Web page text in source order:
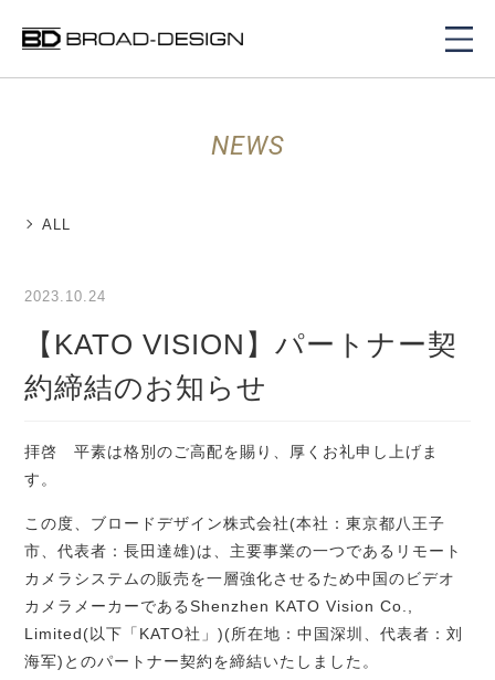
NEWS
ALL
2023.10.24
【KATO VISION】パートナー契
約締結のお知らせ
拝啓 平素は格別のご高配を賜り、厚くお礼申し上げま
す。
この度、ブロードデザイン株式会社(本社：東京都八王子
市、代表者：長田達雄)は、主要事業の一つであるリモート
カメラシステムの販売を一層強化させるため中国のビデオ
カメラメーカーであるShenzhen KATO Vision Co.,
Limited(以下「 KATO社」)(所在地：中国深圳、代表者：刘
海军)とのパートナー契約を締結いたしました。